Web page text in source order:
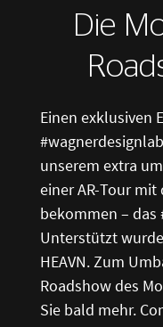
Die
Einen exklusiven
unserem extra
einer AR-Tour mit
bekommen – das
Unterstützt
HEAVN. Zum
Roadshow des
Sie bald mehr.